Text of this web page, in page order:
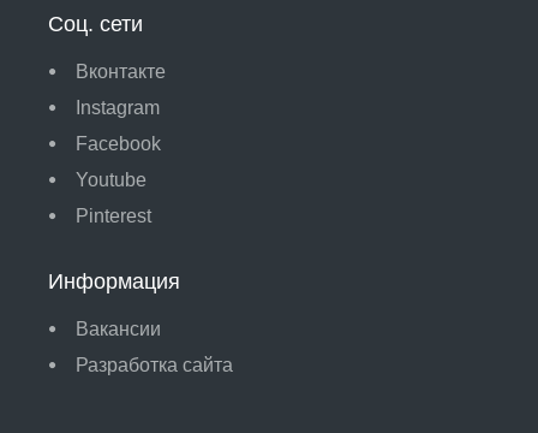
Соц. сети
Вконтакте
Instagram
Facebook
Youtube
Pinterest
Информация
Вакансии
Разработка сайта